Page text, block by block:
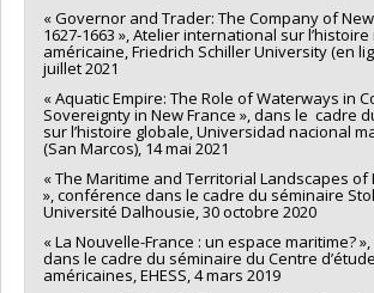
« Governor and Trader: The Company of
1627-1663 », Atelier international sur
américaine, Friedrich Schiller University (en
juillet 2021
« Aquatic Empire: The Role of Waterways in
Sovereignty in New France », dans le cadre
sur l’histoire globale, Universidad nacional
(San Marcos), 14 mai 2021
« The Maritime and Territorial Landscapes of
», conférence dans le cadre du séminaire
Université Dalhousie, 30 octobre 2020
« La Nouvelle-France : un espace maritime?
dans le cadre du séminaire du Centre
américaines, EHESS, 4 mars 2019